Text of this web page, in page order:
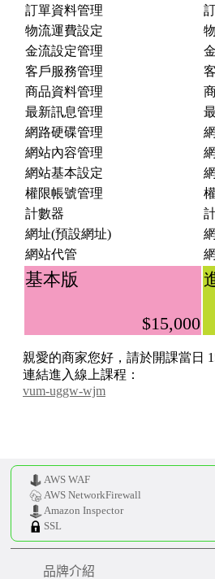
AWS WAF
AWS NetworkFirewall
Amazon Inspector
SSL
品牌介紹